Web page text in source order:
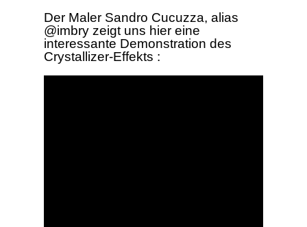
Der Maler Sandro Cucuzza, alias
@imbry zeigt uns hier eine
interessante Demonstration des
Crystallizer-Effekts :